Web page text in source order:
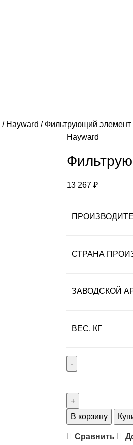
Hayward Фильтрующий
Hayward
13 267 ₽
СТРАНА
ЗАВОДСКОЙ
ВЕС, КГ
В корзину
Сравнить